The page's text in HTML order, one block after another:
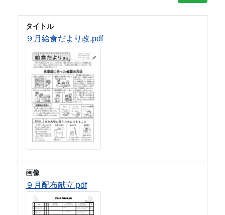
タイトル
９月給食だより改.pdf
画像
９月配布献立.pdf